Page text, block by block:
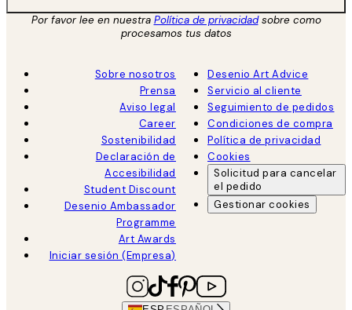
Por favor lee en nuestra Política de privacidadsobre como
procesamos tus datos
Sobre nosotros
Prensa
Aviso legal
Career
Sostenibilidad
Declaración de
Accesibilidad
Student Discount
Desenio Ambassador
Programme
Art Awards
Iniciar sesión (Empresa)
Desenio Art Advice
Servicio al cliente
Seguimiento de pedidos
Condiciones de compra
Política de privacidad
Cookies
Solicitud para cancelar
el pedido
Gestionar cookies